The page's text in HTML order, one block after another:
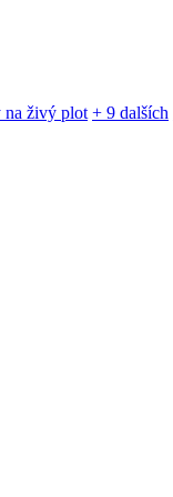
na živý plot + 9 dalších